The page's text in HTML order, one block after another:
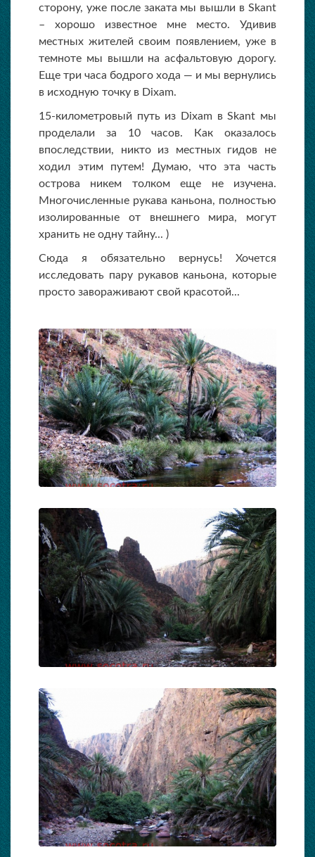
сторону, уже после заката мы вышли в Skant
– хорошо известное мне место. Удивив
местных жителей своим появлением, уже в
темноте мы вышли на асфальтовую дорогу.
Еще три часа бодрого хода — и мы вернулись
в исходную точку в Dixam.
15-километровый путь из Dixam вSkant мы
проделали за 10 часов. Как оказалось
впоследствии, никто из местных гидов не
ходил этим путем! Думаю, что эта часть
острова никем толком еще не изучена.
Многочисленные рукава каньона, полностью
изолированные от внешнего мира, могут
хранить не одну тайну... )
Сюда я обязательно вернусь! Хочется
исследовать пару рукавов каньона, которые
просто завораживают свой красотой...